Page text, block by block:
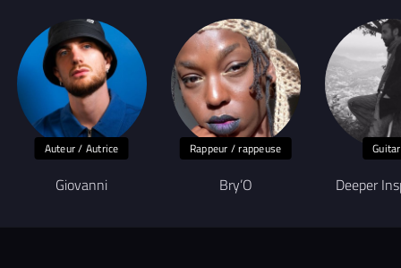
Auteur / Autrice
Giovanni
Rappeur / rappeuse
Bry’O Deeper